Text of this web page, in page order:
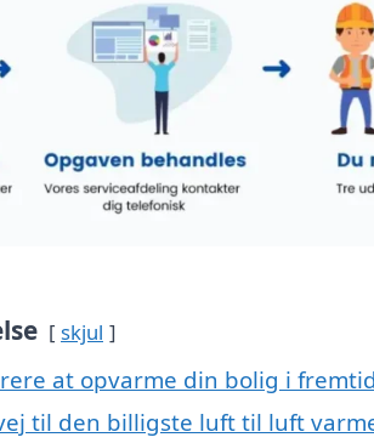
skjul
at opvarme din bolig i
til den billigste luft til luft